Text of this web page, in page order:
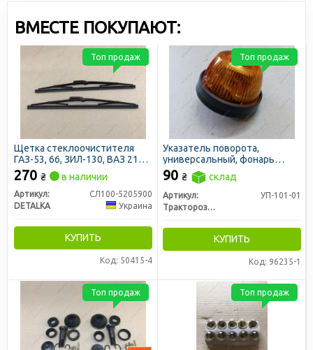
ВМЕСТЕ ПОКУПАЮТ:
Щетка стеклоочистителя
ГАЗ-53, 66, ЗИЛ-130, ВАЗ 2101
330мм (2 шт)
270 ₴ в наличии
Артикул:
СЛ100-5205900
DETALKA
Украина
КУПИТЬ
Код: 50415-4
Топ продаж
Указатель поворота,
универсальный, фонарь
автопоезда без лампочки,
74х68 (пр-во Руслан-
Комплект)
90 ₴ склад
Артикул:
УП-101-01
Тракторозапчасть г. Ромны
КУПИТЬ
Код: 96235-1
Топ продаж
Топ продаж Топ продаж